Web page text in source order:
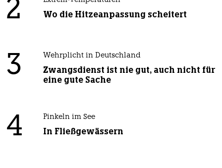
2 Wo die Hitzeanpassung scheitert
3 Wehrplicht in Deutschland
Zwangsdienst ist nie gut, auch nicht für
eine gute Sache
4 Pinkeln im See
In Fließgewässern